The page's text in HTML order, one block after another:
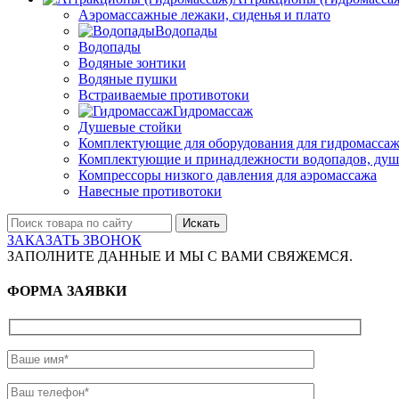
Аэромассажные лежаки, сиденья и плато
Водопады
Водопады
Водяные зонтики
Водяные пушки
Встраиваемые противотоки
Гидромассаж
Душевые стойки
Комплектующие для оборудования для
Комплектующие и принадлежности водопадов,
Компрессоры низкого давления для аэромассажа
Навесные противотоки
Искать
ЗАКАЗАТЬ ЗВОНОК
ЗАПОЛНИТЕ ДАННЫЕ И МЫ С ВАМИ СВЯЖЕМСЯ.
ФОРМА ЗАЯВКИ